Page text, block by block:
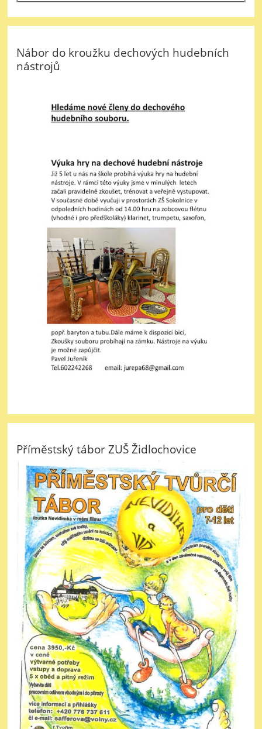
Nábor do kroužku dechových hudebních
nástrojů
Příměstský tábor ZUŠ Židlochovice